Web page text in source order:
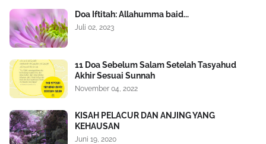
Doa Iftitah: Allahumma baid...
Juli 02, 2023
11 Doa Sebelum Salam Setelah Tasyahud
Akhir Sesuai Sunnah
November 04, 2022
KISAH PELACUR DAN ANJING YANG
KEHAUSAN
Juni 19, 2020